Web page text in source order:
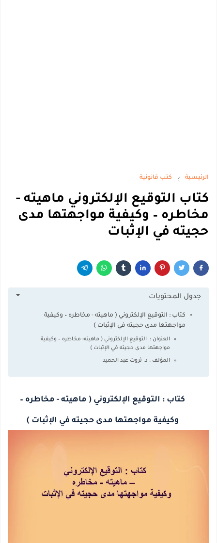
الرئيسية كتب قانونية
كتاب التوقيع الإلكتروني ماهيته -
مخاطره – وكيفية مواجهتها مدى
حجيته في الإثبات
جدول المحتويات
كتاب : التوقيع الإلكتروني ( ماهيته - مخاطره – وكيفية
مواجهتها مدى حجيته في الإثبات )
العنوان : التوقيع الإلكتروني ( ماهيته- مخاطره – وكيفية
مواجهتها مدى حجيته في الإثبات )
المؤلف : د. ثروت عبد الحميد
كتاب : التوقيع الإلكتروني ( ماهيته - مخاطره –
وكيفية مواجهتها مدى حجيته في الإثبات )